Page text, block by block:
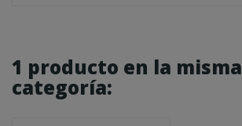
1 producto en la misma
categoría: